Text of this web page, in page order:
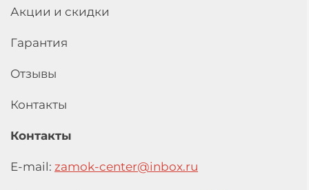
Акции и скидки
Гарантия
Отзывы
Контакты
Контакты
E-mail: zamok-center@inbox.ru